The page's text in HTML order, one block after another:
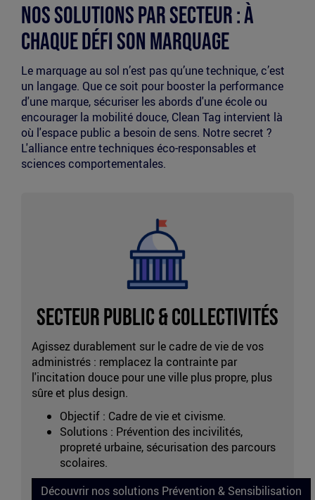
Nos Solutions par Secteur : À
chaque défi son marquage
Le marquage au sol n’est pas qu’une technique, c’est
un langage. Que ce soit pour booster la performance
d'une marque, sécuriser les abords d'une école ou
encourager la mobilité douce, Clean Tag intervient là
où l'espace public a besoin de sens. Notre secret ?
L'alliance entre techniques éco-responsables et
sciences comportementales.
et
collectivité
Secteur Public & Collectivités
Agissez durablement sur le cadre de vie de vos
administrés : remplacez la contrainte par
l'incitation douce pour une ville plus propre, plus
sûre et plus design.
Objectif : Cadre de vie et civisme.
Solutions : Prévention des incivilités,
propreté urbaine, sécurisation des parcours
scolaires.
Découvrir nos solutions Prévention & Sensibilisation